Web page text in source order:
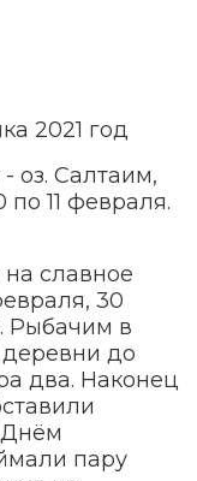
оз. Салтаим,
по 11 февраля.
славное
30
Рыбачим в
до
два. Наконец
Днём
пару